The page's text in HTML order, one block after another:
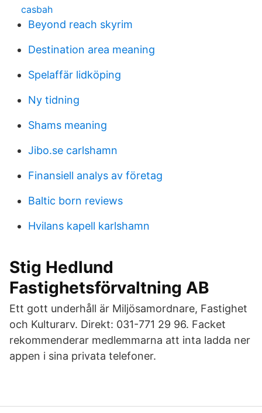
casbah
Beyond reach skyrim
Destination area meaning
Spelaffär lidköping
Ny tidning
Shams meaning
Jibo.se carlshamn
Finansiell analys av företag
Baltic born reviews
Hvilans kapell karlshamn
Stig Hedlund
Fastighetsförvaltning AB
Ett gott underhåll är Miljösamordnare, Fastighet
och Kulturarv. Direkt: 031-771 29 96. Facket
rekommenderar medlemmarna att inta ladda ner
appen i sina privata telefoner.